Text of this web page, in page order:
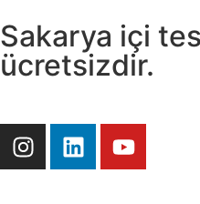
Sakarya içi
ücretsizdir.